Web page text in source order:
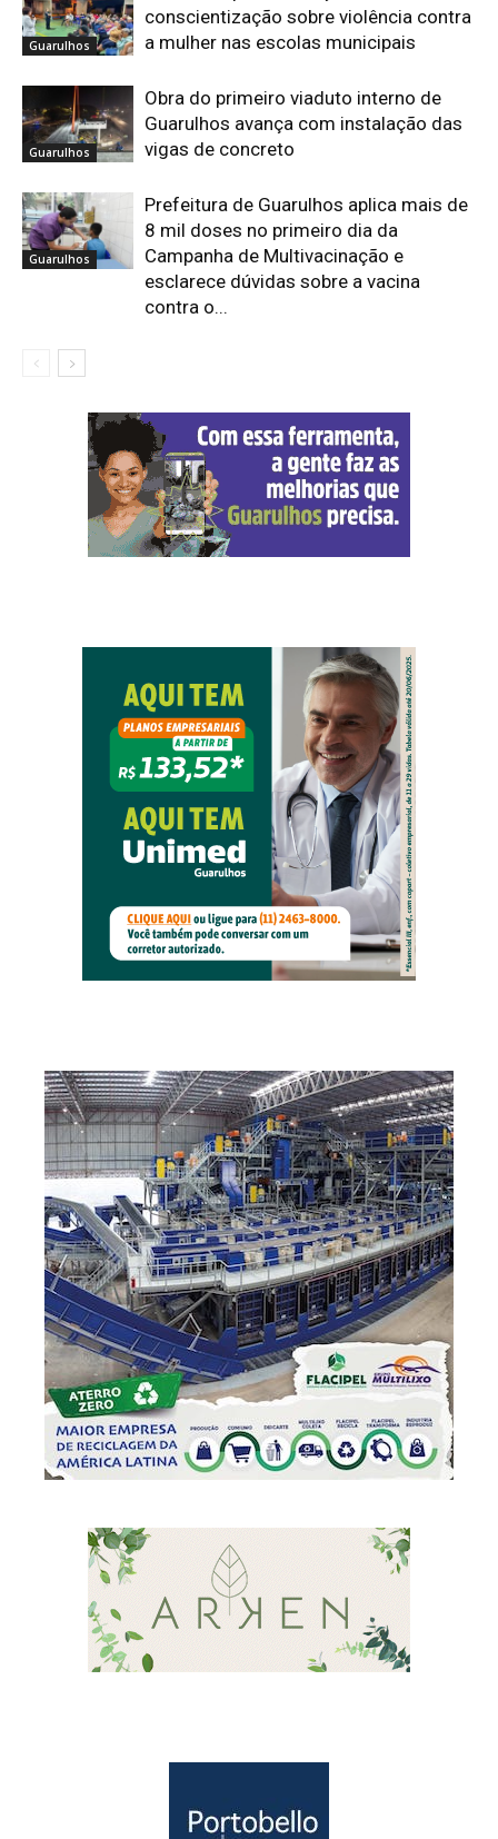
Guarulhos
conscientização sobre violência contra
a mulher nas escolas municipais
Guarulhos
Obra do primeiro viaduto interno de
Guarulhos avança com instalação das
vigas de concreto
Guarulhos
Prefeitura de Guarulhos aplica mais de
8 mil doses no primeiro dia da
Campanha de Multivacinação e
esclarece dúvidas sobre a vacina
contra o...